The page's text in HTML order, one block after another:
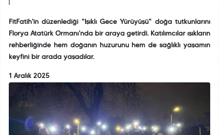
FitFatih'in düzenlediği "Işıklı Gece Yürüyüşü" doğa tutkunlarını
Florya Atatürk Ormanı'nda bir araya getirdi. Katılımcılar ışıkların
rehberliğinde hem doğanın huzurunu hem de sağlıklı yaşamın
keyfini bir arada yaşadılar.
1 Aralık 2025